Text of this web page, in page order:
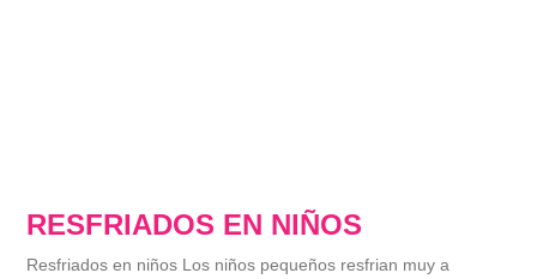
RESFRIADOS EN NIÑOS
Resfriados en niños Los niños pequeños resfrian muy a